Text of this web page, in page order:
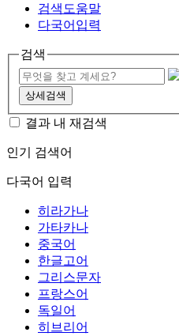
검색도움말
다국어입력
검색
상세검색
결과 내 재검색
인기 검색어
다국어 입력
히라가나
가타카나
중국어
한글고어
그리스문자
프랑스어
독일어
히브리어